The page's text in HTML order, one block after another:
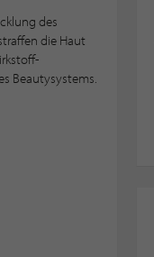
des
die Haut
Beautysystems.